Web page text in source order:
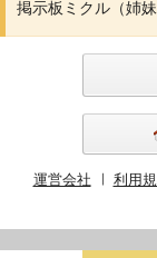
掲示板ミクル（姉妹
運営会社 利用